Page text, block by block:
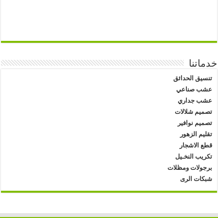
خدماتنا
تنسيق الحدائق
عشب صناعي
عشب جداري
تصميم شلالات
تصميم نوافير
تقليم الزهور
قطع الاشجار
تكريب النخـيل
برجولات ومظلات
شبكات الرى